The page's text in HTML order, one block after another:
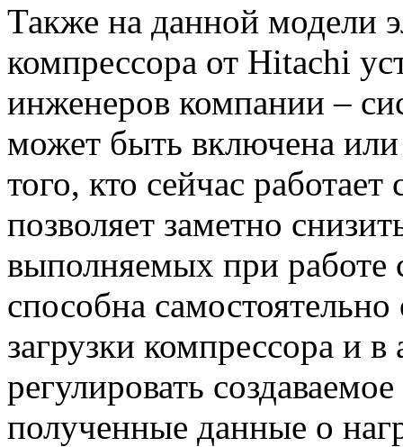
Также на данной модели
компрессора от Hitachi
инженеров компании –
может быть включена
того, кто сейчас
позволяет заметно
выполняемых при работе
способна
загрузки компрессора и
регулировать
полученные данные о